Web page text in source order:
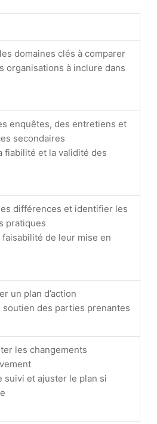
domaines clés à comparer
organisations à inclure dans
enquêtes, des entretiens et
secondaires
fiabilité et la validité des
différences et identifier les
pratiques
faisabilité de leur mise en
un plan d’action
soutien des parties prenantes
les changements
suivi et ajuster le plan si